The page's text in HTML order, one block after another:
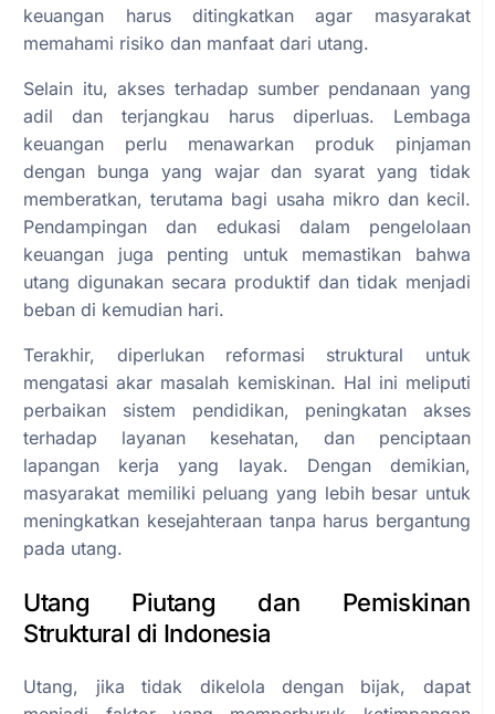
keuangan harus ditingkatkan agar masyarakat
memahami risiko dan manfaat dari utang.
Selain itu, akses terhadap sumber pendanaan yang
adil dan terjangkau harus diperluas. Lembaga
keuangan perlu menawarkan produk pinjaman
dengan bunga yang wajar dan syarat yang tidak
memberatkan, terutama bagi usaha mikro dan kecil.
Pendampingan dan edukasi dalam pengelolaan
keuangan juga penting untuk memastikan bahwa
utang digunakan secara produktif dan tidak menjadi
beban di kemudian hari.
Terakhir, diperlukan reformasi struktural untuk
mengatasi akar masalah kemiskinan. Hal ini meliputi
perbaikan sistem pendidikan, peningkatan akses
terhadap layanan kesehatan, dan penciptaan
lapangan kerja yang layak. Dengan demikian,
masyarakat memiliki peluang yang lebih besar untuk
meningkatkan kesejahteraan tanpa harus bergantung
pada utang.
Utang Piutang dan Pemiskinan
Struktural di Indonesia
Utang, jika tidak dikelola dengan bijak, dapat